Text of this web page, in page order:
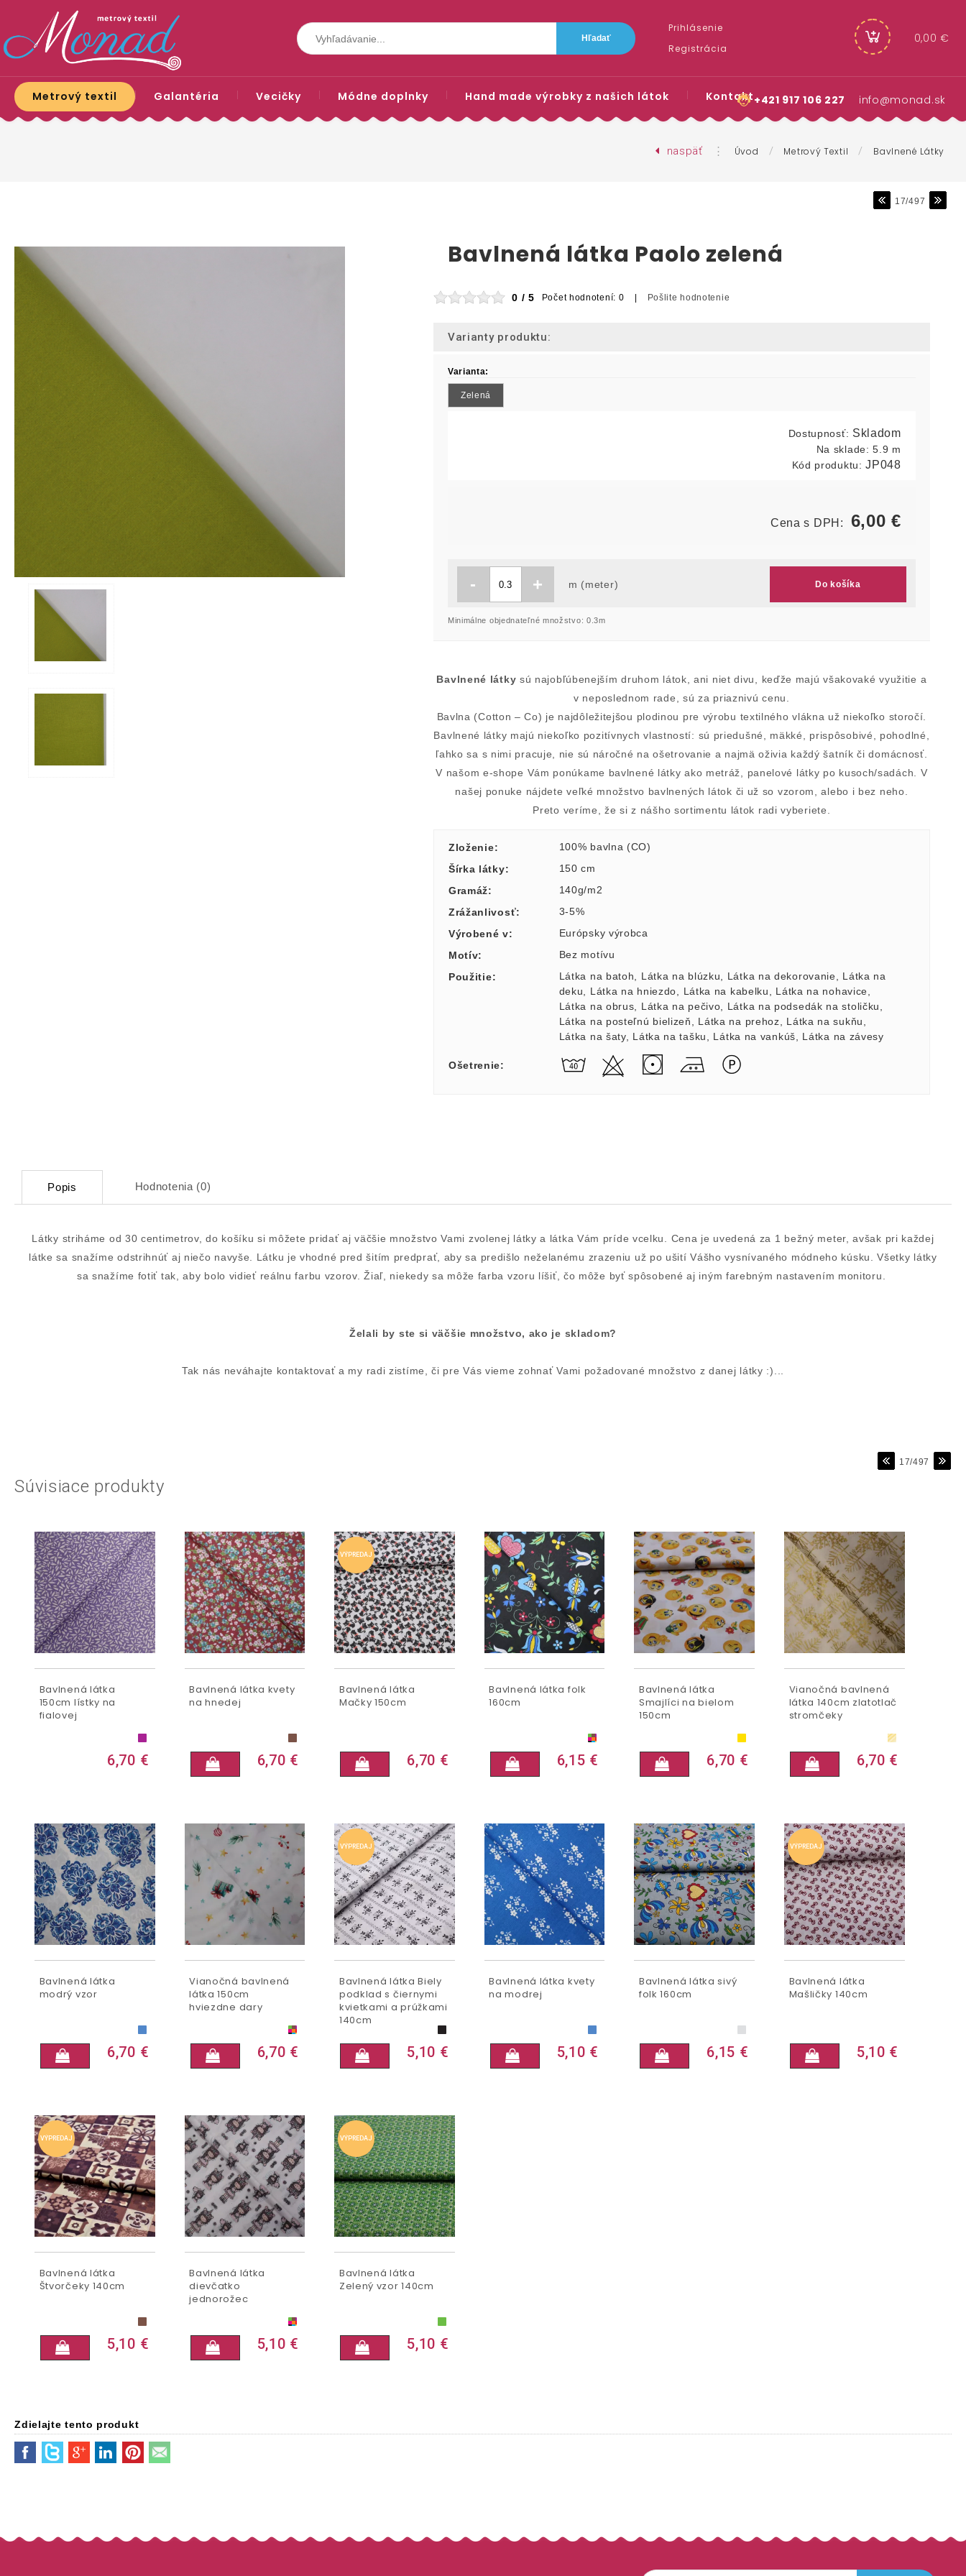
Metrový textil Galantéria Vecičky Módne doplnky Hand made výrobky z našich látok Kontakt
Prihlásenie
Registrácia
0,00 €
+421 917 106 227 info@monad.sk
naspäť ⋮ Úvod / Metrový Textil / Bavlnené Látky
17/497
Bavlnená látka Paolo zelená
0 / 5 Počet hodnotení: 0 | Pošlite hodnotenie
Varianty produktu:
Varianta:
Zelená
Dostupnosť: Skladom
Na sklade:5.9 m
Kód produktu:JP048
Cena s DPH: 6,00€
- + m (meter) Do košíka
Minimálne objednateľné množstvo: 0.3m
Bavlnené látky sú najobľúbenejším druhom látok, ani niet divu, keďže majú všakovaké využitie a
v neposlednom rade, sú za priaznivú cenu.
Bavlna (Cotton – Co) je najdôležitejšou plodinou pre výrobu textilného vlákna už niekoľko storočí.
Bavlnené látky majú niekoľko pozitívnych vlastností: sú priedušné, mäkké, prispôsobivé, pohodlné,
ľahko sa s nimi pracuje, nie sú náročné na ošetrovanie a najmä oživia každý šatník či domácnosť.
V našom e-shope Vám ponúkame bavlnené látky ako metráž, panelové látky po kusoch/sadách. V
našej ponuke nájdete veľké množstvo bavlnených látok či už so vzorom, alebo i bez neho.
Preto veríme, že si z nášho sortimentu látok radi vyberiete.
Zloženie:
100% bavlna (CO)
Šírka látky:
150 cm
Gramáž:
140g/m2
Zrážanlivosť:
3-5%
Výrobené v:
Európsky výrobca
Motív:
Bez motívu
Použitie: Látka na batoh Látka na blúzku Látka na dekorovanie
Látka na
deku
Látka na hniezdo Látka na kabelku Látka na nohavice
Látka na obrus
Látka na pečivo Látka na podsedák na stoličku
Látka na posteľnú bielizeň
Látka na prehoz Látka na sukňu
Látka na šaty, Látka na tašku Látka na vankúš Látka na závesy
Ošetrenie:
Popis Hodnotenia (0)
Látky striháme od 30 centimetrov, do košíku si môžete pridať aj väčšie množstvo Vami zvolenej látky a látka Vám príde vcelku. Cena je uvedená za 1 bežný meter, avšak pri každej
látke sa snažíme odstrihnúť aj niečo navyše. Látku je vhodné pred šitím predprať, aby sa predišlo neželanému zrazeniu už po ušití Vášho vysnívaného módneho kúsku. Všetky látky
sa snažíme fotiť tak, aby bolo vidieť reálnu farbu vzorov. Žiaľ, niekedy sa môže farba vzoru líšiť, čo môže byť spôsobené aj iným farebným nastavením monitoru.
Želali by ste si väčšie množstvo, ako je skladom?
Tak nás neváhajte kontaktovať a my radi zistíme, či pre Vás vieme zohnať Vami požadované množstvo z danej látky :)...
17/497
Súvisiace produkty
Bavlnená látka
150cm lístky na
fialovej
6,70 €
Bavlnená látka kvety
na hnedej
6,70 €
VÝPREDAJ
Bavlnená látka
Mačky 150cm
6,70 €
Bavlnená látka folk
160cm
6,15 €
Bavlnená látka
Smajlíci na bielom
150cm
6,70 €
Vianočná bavlnená
látka 140cm zlatotlač
stromčeky
6,70 €
Bavlnená látka
modrý vzor
6,70 €
Vianočná bavlnená
látka 150cm
hviezdne dary
6,70 €
VÝPREDAJ
Bavlnená látka Biely
podklad s čiernymi
kvietkami a prúžkami
140cm
5,10 €
Bavlnená látka kvety
na modrej
5,10 €
Bavlnená látka sivý
folk 160cm
6,15 €
VÝPREDAJ
Bavlnená látka
Mašličky 140cm
5,10 €
VÝPREDAJ
Bavlnená látka
Štvorčeky 140cm
5,10 €
Bavlnená látka
dievčatko
jednorožec
5,10 €
VÝPREDAJ
Bavlnená látka
Zelený vzor 140cm
5,10 €
Zdielajte tento produkt